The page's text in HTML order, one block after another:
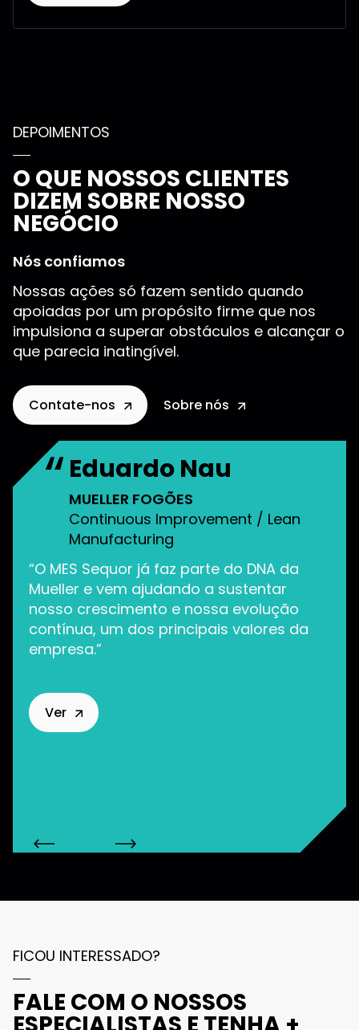
DEPOIMENTOS
O QUE NOSSOS CLIENTES
DIZEM SOBRE NOSSO
NEGÓCIO
Nós confiamos
Nossas ações só fazem sentido quando
apoiadas por um propósito firme que nos
impulsiona a superar obstáculos e alcançar o
que parecia inatingível.
Contate-nos Sobre nós
Eduardo Nau
MUELLER FOGÕES
Continuous Improvement / Lean
Manufacturing
“O MES Sequor já faz parte do DNA da
Mueller e vem ajudando a sustentar
nosso crescimento e nossa evolução
contínua, um dos principais valores da
empresa.”
Ver
FICOU INTERESSADO?
FALE COM O NOSSOS